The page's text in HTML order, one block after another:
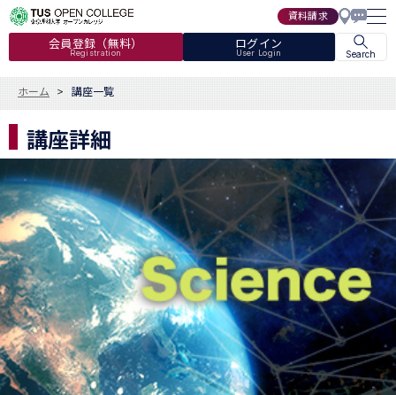
資料請求
会員登録（無料）
Registration
ログイン
User Login Search
ホーム 講座一覧
講座詳細